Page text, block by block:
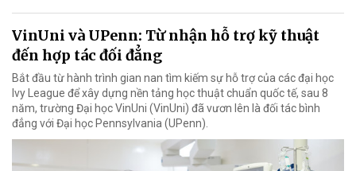
VinUni và UPenn: Từ nhận hỗ trợ kỹ thuật
đến hợp tác đối đẳng
Bắt đầu từ hành trình gian nan tìm kiếm sự hỗ trợ của các đại học
Ivy League để xây dựng nền tảng học thuật chuẩn quốc tế, sau 8
năm, trường Đại học VinUni (VinUni) đã vươn lên là đối tác bình
đẳng với Đại học Pennsylvania (UPenn).